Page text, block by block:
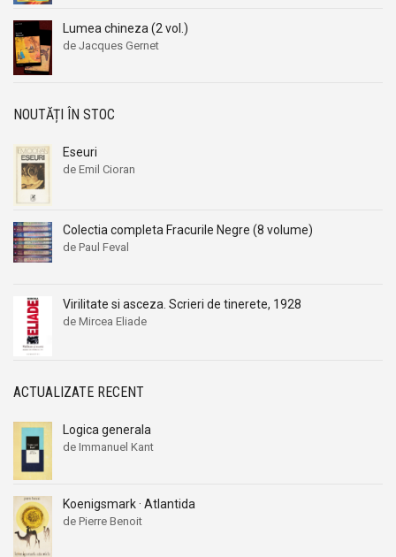
Lumea chineza (2 vol.)
de Jacques Gernet
NOUTĂȚI ÎN STOC
Eseuri
de Emil Cioran
Colectia completa Fracurile Negre (8 volume)
de Paul Feval
Virilitate si asceza. Scrieri de tinerete, 1928
de Mircea Eliade
ACTUALIZATE RECENT
Logica generala
de Immanuel Kant
Koenigsmark · Atlantida
de Pierre Benoit